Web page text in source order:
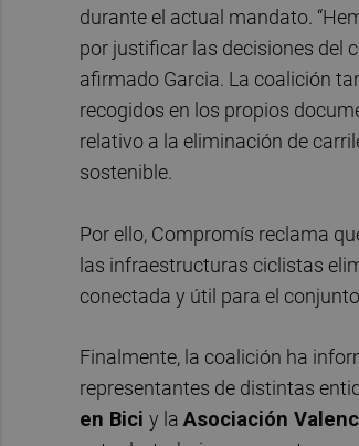
durante el actual mandato.
por justificar las decisiones del
afirmado Garcia. La coalición
recogidos en los propios
relativo a la eliminación de
sostenible.
Por ello, Compromís reclama
las infraestructuras ciclistas
conectada y útil para el
Finalmente, la coalición ha
representantes de distintas
en Bici y la Asociación